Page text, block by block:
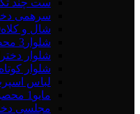
سرهمی
شال و کلاه
شلوار 3 محصول
شلوار
شلوار
لباس
مایو 1 محصول
مجلسی